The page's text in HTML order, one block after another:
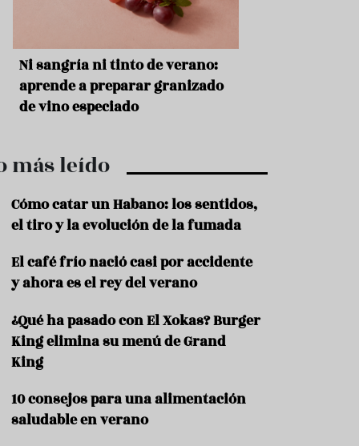
t
r
i
R
c
e
t
s
l
u
r
Ni sangría ni tinto de verano:
aprende a preparar granizado
de vino especiado
más leído
Cómo catar un Habano: los sentidos,
el tiro y la evolución de la fumada
El café frío nació casi por accidente
y ahora es el rey del verano
¿Qué ha pasado con El Xokas? Burger
King elimina su menú de Grand
King
10 consejos para una alimentación
saludable en verano